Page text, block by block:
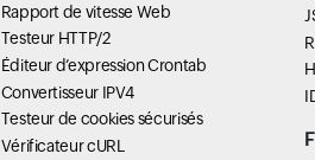
Rapport de vitesse Web
Testeur HTTP/2
Éditeur d’expression Crontab
Convertisseur IPV4
Testeur de cookies sécurisés
Vérificateur cURL